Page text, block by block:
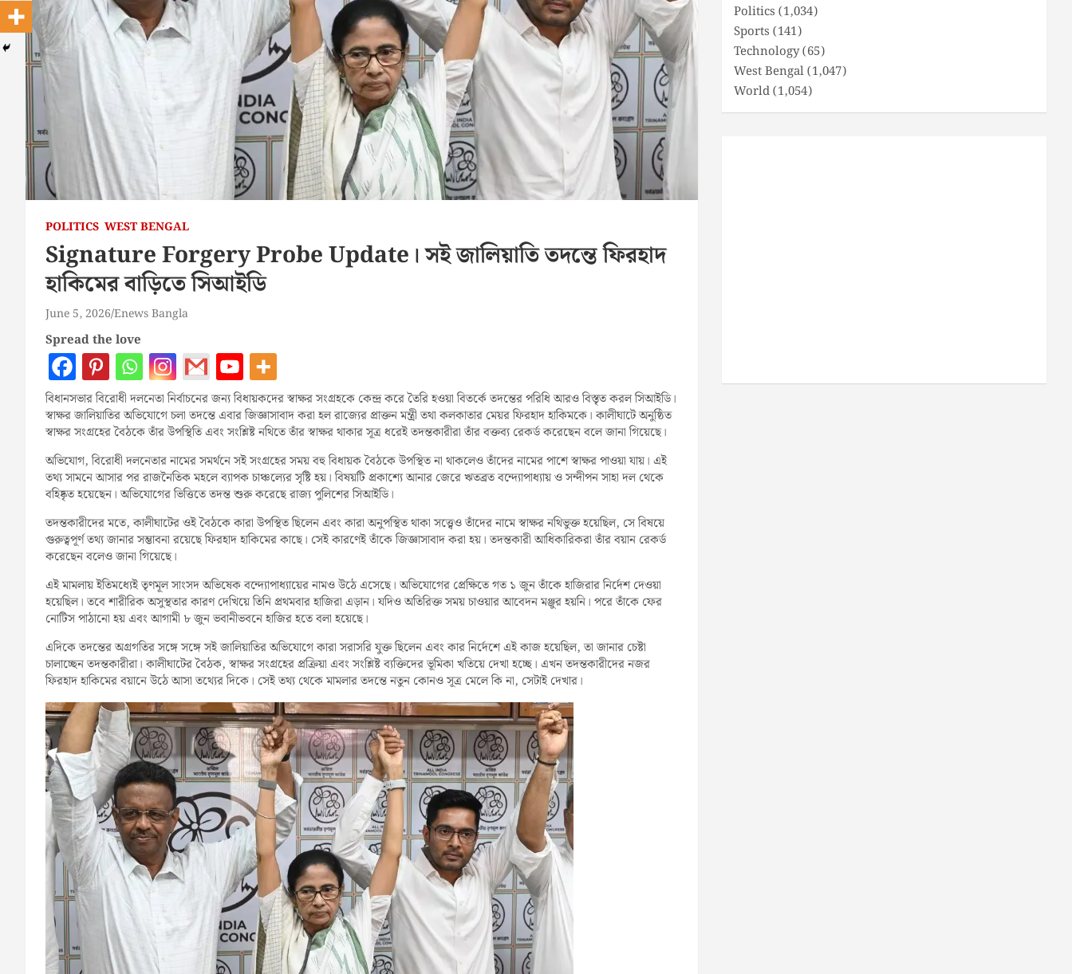
POLITICS WEST BENGAL
Signature Forgery Probe Update। সই জালিয়াতি তদন্তে ফিরহাদ
হাকিমের বাড়িতে সিআইডি
June 5, 2026 Enews Bangla
Spread the love
বিধানসভার বিরোধী দলনেতা নির্বাচনের জন্য বিধায়কদের স্বাক্ষর সংগ্রহকে কেন্দ্র করে তৈরি হওয়া বিতর্কে তদন্তের পরিধি আরও বিস্তৃত করল সিআইডি।
স্বাক্ষর জালিয়াতির অভিযোগে চলা তদন্তে এবার জিজ্ঞাসাবাদ করা হল রাজ্যের প্রাক্তন মন্ত্রী তথা কলকাতার মেয়র ফিরহাদ হাকিমকে। কালীঘাটে অনুষ্ঠিত
স্বাক্ষর সংগ্রহের বৈঠকে তাঁর উপস্থিতি এবং সংশ্লিষ্ট নথিতে তাঁর স্বাক্ষর থাকার সূত্র ধরেই তদন্তকারীরা তাঁর বক্তব্য রেকর্ড করেছেন বলে জানা গিয়েছে।
অভিযোগ, বিরোধী দলনেতার নামের সমর্থনে সই সংগ্রহের সময় বহু বিধায়ক বৈঠকে উপস্থিত না থাকলেও তাঁদের নামের পাশে স্বাক্ষর পাওয়া যায়। এই
তথ্য সামনে আসার পর রাজনৈতিক মহলে ব্যাপক চাঞ্চল্যের সৃষ্টি হয়। বিষয়টি প্রকাশ্যে আনার জেরে ঋতব্রত বন্দ্যোপাধ্যায় ও সন্দীপন সাহা দল থেকে
বহিষ্কৃত হয়েছেন। অভিযোগের ভিত্তিতে তদন্ত শুরু করেছে রাজ্য পুলিশের সিআইডি।
তদন্তকারীদের মতে, কালীঘাটের ওই বৈঠকে কারা উপস্থিত ছিলেন এবং কারা অনুপস্থিত থাকা সত্ত্বেও তাঁদের নামে স্বাক্ষর নথিভুক্ত হয়েছিল, সে বিষয়ে
গুরুত্বপূর্ণ তথ্য জানার সম্ভাবনা রয়েছে ফিরহাদ হাকিমের কাছে। সেই কারণেই তাঁকে জিজ্ঞাসাবাদ করা হয়। তদন্তকারী আধিকারিকরা তাঁর বয়ান রেকর্ড
করেছেন বলেও জানা গিয়েছে।
এই মামলায় ইতিমধ্যেই তৃণমূল সাংসদ অভিষেক বন্দ্যোপাধ্যায়ের নামও উঠে এসেছে। অভিযোগের প্রেক্ষিতে গত ১ জুন তাঁকে হাজিরার নির্দেশ দেওয়া
হয়েছিল। তবে শারীরিক অসুস্থতার কারণ দেখিয়ে তিনি প্রথমবার হাজিরা এড়ান। যদিও অতিরিক্ত সময় চাওয়ার আবেদন মঞ্জুর হয়নি। পরে তাঁকে ফের
নোটিস পাঠানো হয় এবং আগামী ৮ জুন ভবানীভবনে হাজির হতে বলা হয়েছে।
এদিকে তদন্তের অগ্রগতির সঙ্গে সঙ্গে সই জালিয়াতির অভিযোগে কারা সরাসরি যুক্ত ছিলেন এবং কার নির্দেশে এই কাজ হয়েছিল, তা জানার চেষ্টা
চালাচ্ছেন তদন্তকারীরা। কালীঘাটের বৈঠক, স্বাক্ষর সংগ্রহের প্রক্রিয়া এবং সংশ্লিষ্ট ব্যক্তিদের ভূমিকা খতিয়ে দেখা হচ্ছে। এখন তদন্তকারীদের নজর
ফিরহাদ হাকিমের বয়ানে উঠে আসা তথ্যের দিকে। সেই তথ্য থেকে মামলার তদন্তে নতুন কোনও সূত্র মেলে কি না, সেটাই দেখার।
Politics (1,034)
Sports (141)
Technology(65)
West Bengal(1,047)
World(1,054)